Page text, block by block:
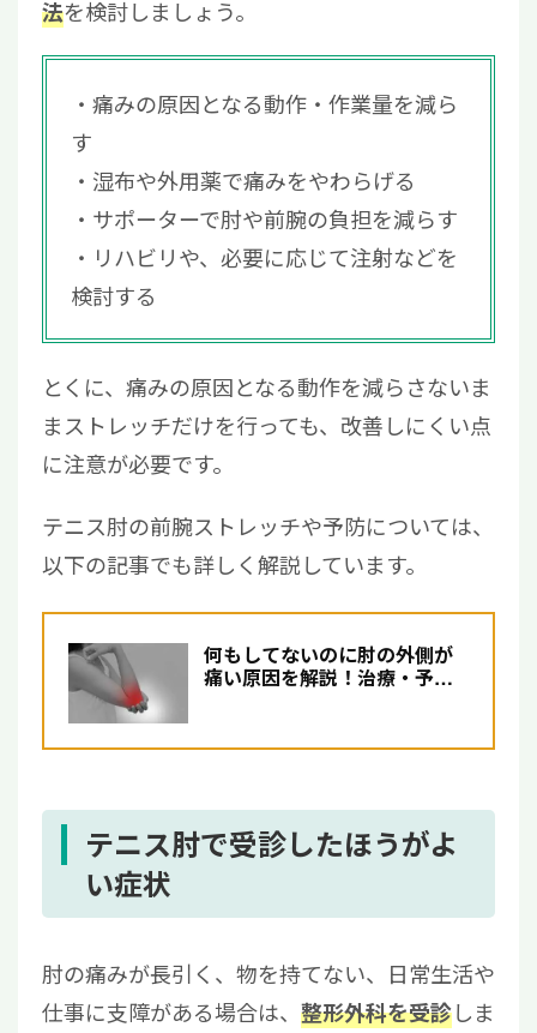
法を検討しましょう。
痛みの原因となる動作・作業量を減ら
す
湿布や外用薬で痛みをやわらげる
サポーターで肘や前腕の負担を減らす
リハビリや、必要に応じて注射などを
検討する
とくに、痛みの原因となる動作を減らさないま
まストレッチだけを行っても、改善しにくい点
に注意が必要です。
テニス肘の前腕ストレッチや予防については、
以下の記事でも詳しく解説しています。
何もしてないのに肘の外側が
痛い原因を解説！治療・予防
テニス肘で受診したほうがよ
い症状
肘の痛みが長引く、物を持てない、日常生活や
仕事に支障がある場合は、 整形外科を受診しま